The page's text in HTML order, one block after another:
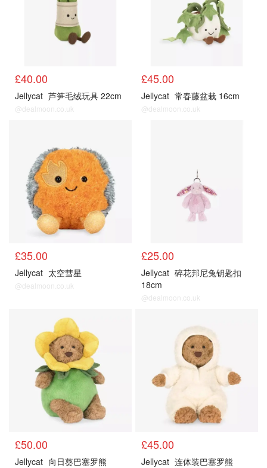
£40.00
Jellycat 芦笋毛绒玩具 22cm
@dealmoon.co.uk
£45.00
Jellycat 常春藤盆栽 16cm
@dealmoon.co.uk
£35.00
Jellycat 太空彗星
@dealmoon.co.uk
£25.00
Jellycat 碎花邦尼兔钥匙扣
18cm
@dealmoon.co.uk
£50.00
Jellycat 向日葵巴塞罗熊
£45.00
Jellycat 连体装巴塞罗熊